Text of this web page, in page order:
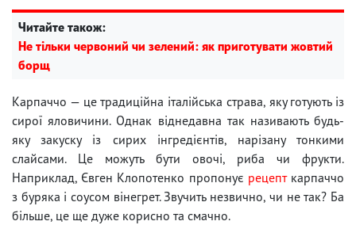
Читайте також:
Не тільки червоний чи зелений: як приготувати жовтий
борщ
Карпаччо — це традиційна італійська страва, яку готують із
сирої яловичини. Однак віднедавна так називають будь-
яку закуску із сирих інгредієнтів, нарізану тонкими
слайсами. Це можуть бути овочі, риба чи фрукти.
Наприклад, Євген Клопотенко пропонує рецепткарпаччо
з буряка і соусом вінегрет. Звучить незвично, чи не так? Ба
більше, це ще дуже корисно та смачно.